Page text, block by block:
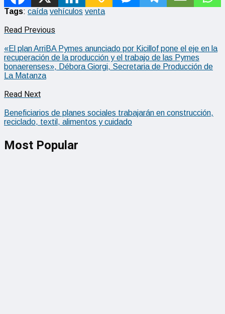
Tags: caída vehículos venta
Read Previous
«El plan ArriBA Pymes anunciado por Kicillof pone el eje en la
recuperación de la producción y el trabajo de las Pymes
bonaerenses», Débora Giorgi, Secretaria de Producción de
La Matanza
Read Next
Beneficiarios de planes sociales trabajarán en construcción,
reciclado, textil, alimentos y cuidado
Most Popular